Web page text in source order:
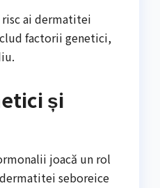
ai dermatitei
factorii genetici,
și
joacă un rol
seboreice